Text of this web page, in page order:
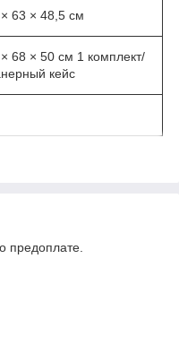
63 × 48,5 см
68 × 50 см 1 комплект/
кейс
предоплате.